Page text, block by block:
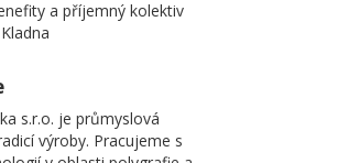
a příjemný kolektiv
s.r.o. je průmyslová
výroby. Pracujeme s